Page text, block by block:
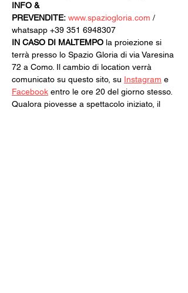
INFO &
PREVENDITE: www.spaziogloria.com /
whatsapp +39 351 6948307
IN CASO DI MALTEMPO la proiezione si
terrà presso lo Spazio Gloria di via Varesina
72 a Como. Il cambio di location verrà
comunicato su questo sito, su Instagram e
Facebook entro le ore 20 del giorno stesso.
Qualora piovesse a spettacolo iniziato, il